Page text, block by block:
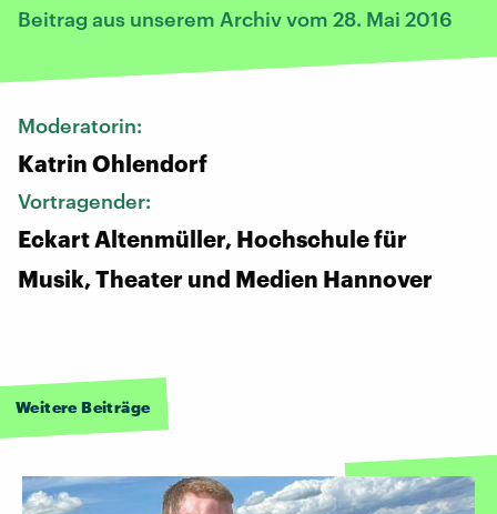
Beitrag aus unserem Archiv vom 28. Mai 2016
Moderatorin:
Katrin Ohlendorf
Vortragender:
Eckart Altenmüller, Hochschule für
Musik, Theater und Medien Hannover
Weitere Beiträge